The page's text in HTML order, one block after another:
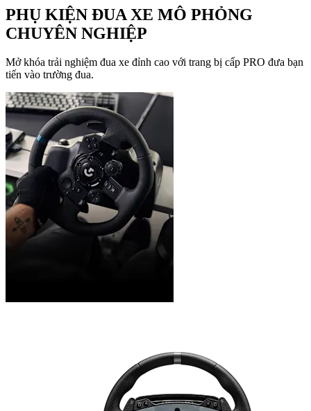
PHỤ KIỆN ĐUA XE MÔ PHỎNG
CHUYÊN NGHIỆP
Mở khóa trải nghiệm đua xe đỉnh cao với trang bị cấp PRO đưa bạn
tiến vào trường đua.